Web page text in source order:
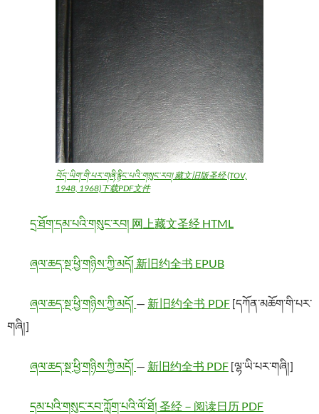
བོད་ཡིག་གི་པར་གཞི་རྙིང་པའི་གསུང་རབ། 藏文旧版圣经 (TOV,
1948, 1968)下载PDF文件
དྲ་ཐོག་དམ་པའི་གསུང་རབ། 网上藏文圣经 HTML
ཞལ་ཆད་སྔ་ཕྱི་གཉིས་ཀྱི་མདོ། 新旧约全书 EPUB
ཞལ་ཆད་སྔ་ཕྱི་གཉིས་ཀྱི་མདོ། — 新旧约全书 PDF[དཀོན་མཆོག་གི་པར་
གཞི།]
ཞལ་ཆད་སྔ་ཕྱི་གཉིས་ཀྱི་མདོ། — 新旧约全书 PDF [ལྷ་ཡི་པར་གཞི།]
དམ་པའི་གསུང་རབ་ཀློག་པའི་ལོ་ཐོ། 圣经－阅读日历 PDF